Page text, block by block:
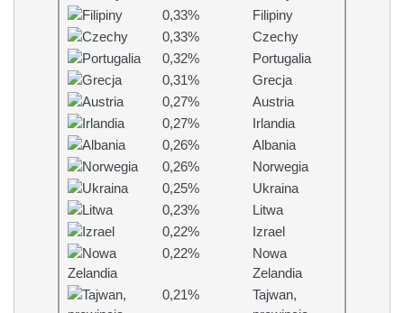
0,33%
Filipiny
0,33%
Czechy
0,32%
Portugalia
0,31%
Grecja
0,27%
Austria
0,27%
Irlandia
0,26%
Albania
0,26%
Norwegia
0,25%
Ukraina
0,23%
Litwa
0,22%
Izrael
0,22%
Nowa
Zelandia
0,21%
Tajwan,